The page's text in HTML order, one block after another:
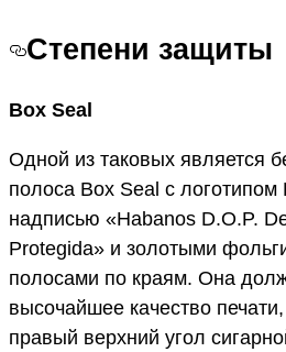
Степени защиты
Box Seal
Одной из таковых является
полоса Box Seal с логотипом
надписью «Habanos D.O.P.
Protegida» и золотыми
полосами по краям. Она
высочайшее качество
правый верхний угол